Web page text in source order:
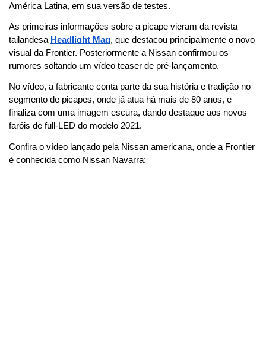
América Latina, em sua versão de testes.
As primeiras informações sobre a picape vieram da revista
tailandesa Headlight Mag, que destacou principalmente o novo
visual da Frontier. Posteriormente a Nissan confirmou os
rumores soltando um vídeo teaser de pré-lançamento.
No vídeo, a fabricante conta parte da sua história e tradição no
segmento de picapes, onde já atua há mais de 80 anos, e
finaliza com uma imagem escura, dando destaque aos novos
faróis de full-LED do modelo 2021.
Confira o vídeo lançado pela Nissan americana, onde a Frontier
é conhecida como Nissan Navarra: